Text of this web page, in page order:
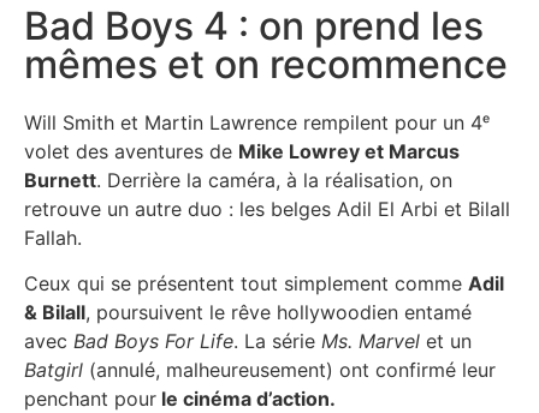
Bad Boys 4 : on prend les
mêmes et on recommence
Will Smith et Martin Lawrence rempilent pour un 4ᵉ
volet des aventures de Mike Lowrey et Marcus
Burnett. Derrière la caméra, à la réalisation, on
retrouve un autre duo : les belges Adil El Arbi et Bilall
Fallah.
Ceux qui se présentent tout simplement comme Adil
& Bilall, poursuivent le rêve hollywoodien entamé
avec Bad Boys For Life. La série Ms. Marvel et un
Batgirl (annulé, malheureusement) ont confirmé leur
penchant pour le cinéma d’action.